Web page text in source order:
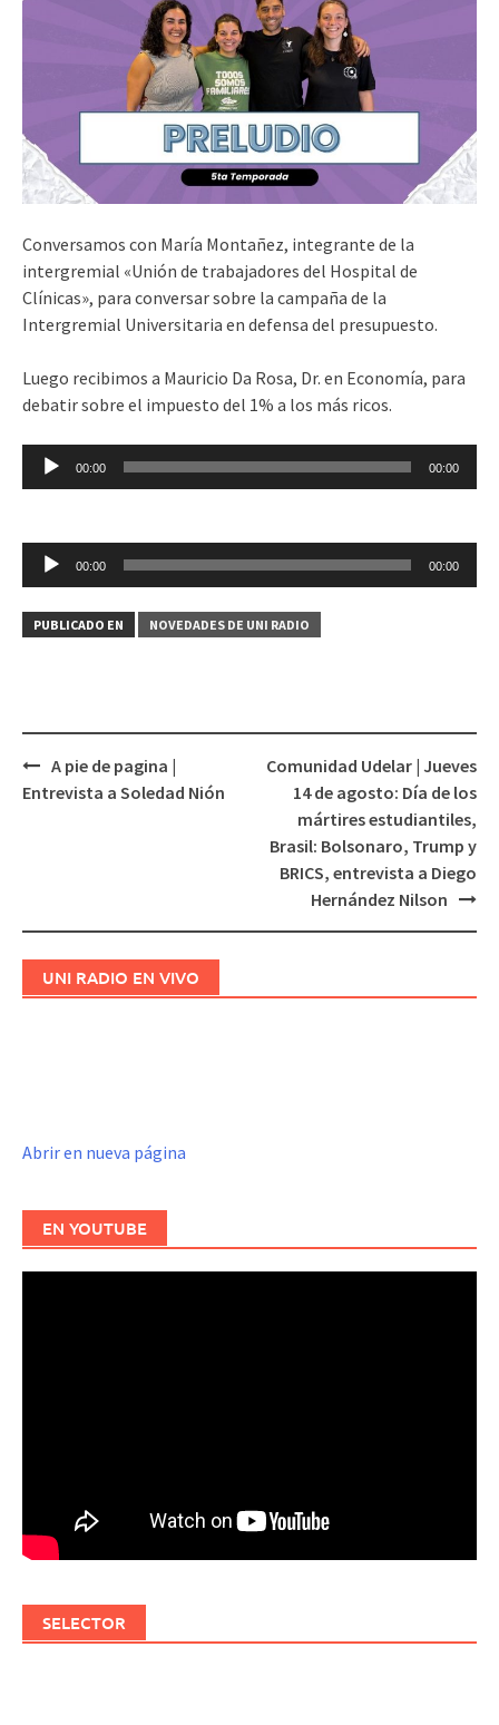
Conversamos con María Montañez, integrante de la
intergremial «Unión de trabajadores del Hospital de
Clínicas», para conversar sobre la campaña de la
Intergremial Universitaria en defensa del presupuesto.
Luego recibimos a Mauricio Da Rosa, Dr. en Economía, para
debatir sobre el impuesto del 1% a los más ricos.
Reproductor
00:00 00:00
Reproductor
audio
00:00 00:00
PUBLICADO EN NOVEDADES DE UNI RADIO
Navegación
A pie de pagina |
Entrevista a Soledad Nión
Comunidad Udelar | Jueves
14 de agosto: Día de los
mártires estudiantiles,
Brasil: Bolsonaro, Trump y
BRICS, entrevista a Diego
Hernández Nilson
UNI RADIO EN VIVO
Abrir en nueva página
EN YOUTUBE
SELECTOR